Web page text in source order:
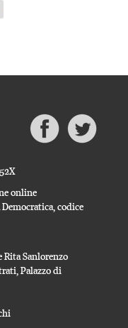
online
codice
Sanlorenzo
Palazzo di